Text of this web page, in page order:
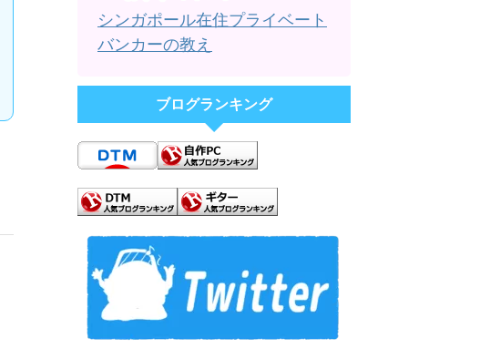
シンガポール在住プライベート
バンカーの教え
ブログランキング